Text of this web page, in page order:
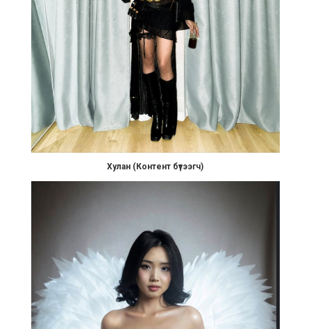
Хулан (Контент бүтээгч)